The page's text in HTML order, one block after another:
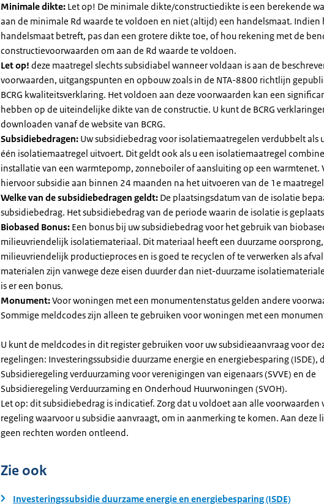
Minimale dikte: Let op! De minimale dikte/constructiedikte is een berekende
aan de minimale Rd waarde te voldoen en niet (altijd) een handelsmaat. Indien
handelsmaat betreft, pas dan een grotere dikte toe, of hou rekening met de
constructievoorwaarden om aan de Rd waarde te voldoen.
Let op! deze maatregel slechts subsidiabel wanneer voldaan is aan de
voorwaarden, uitgangspunten en opbouw zoals in de NTA-8800 richtlijn
BCRG kwaliteitsverklaring. Het voldoen aan deze voorwaarden kan een
hebben op de uiteindelijke dikte van de constructie. U kunt de BCRG
downloaden vanaf de website van BCRG.
Subsidiebedragen: Uw subsidiebedrag voor isolatiemaatregelen verdubbelt als
één isolatiemaatregel uitvoert. Dit geldt ook als u een isolatiemaatregel
installatie van een warmtepomp, zonneboiler of aansluiting op een warmtenet.
hiervoor subsidie aan binnen 24 maanden na het uitvoeren van de 1e
Welke van de subsidiebedragen geldt: De plaatsingsdatum van de isolatie
subsidiebedrag. Het subsidiebedrag van de periode waarin de isolatie is
Biobased Bonus: Een bonus bij uw subsidiebedrag voor het gebruik van
milieuvriendelijk isolatiemateriaal. Dit materiaal heeft een duurzame oorsprong,
milieuvriendelijk productieproces en is goed te recyclen of te verwerken als
materialen zijn vanwege deze eisen duurder dan niet-duurzame
is er een bonus.
Monument:Voor woningen met een monumentenstatus gelden andere
Sommige meldcodes zijn alleen te gebruiken voor woningen met een
U kunt de meldcodes in dit register gebruiken voor uw subsidieaanvraag voor
regelingen: Investeringssubsidie duurzame energie en energiebesparing (ISDE),
Subsidieregeling verduurzaming voor verenigingen van eigenaars (SVVE) en de
Subsidieregeling Verduurzaming en Onderhoud Huurwoningen (SVOH).
Let op: dit subsidiebedrag is indicatief. Zorg dat u voldoet aan alle voorwaarden
regeling waarvoor u subsidie aanvraagt, om in aanmerking te komen. Aan deze
geen rechten worden ontleend.
Zie ook
Investeringssubsidie duurzame energie en energiebesparing (ISDE)